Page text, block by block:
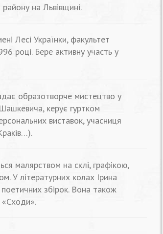
на Львівщині.
Лесі Українки, факультет
році. Бере активну участь у
образотворче мистецтво у
керує гуртком
виставок, учасниця
малярством на склі, графікою,
У літературних колах Ірина
збірок. Вона також
«Сходи».